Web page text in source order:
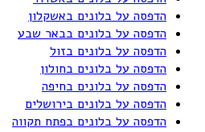
הדפסה על בלונים באשקלון
הדפסה על בלונים בבאר שבע
הדפסה על בלונים בזול
הדפסה על בלונים בחולון
הדפסה על בלונים בחיפה
הדפסה על בלונים בירושלים
הדפסה על בלונים בפתח תקווה